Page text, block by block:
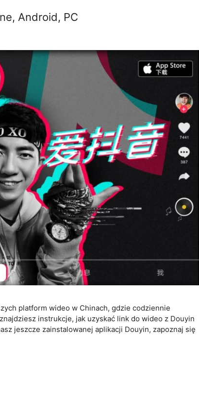
Android, PC
platform wideo w Chinach, gdzie codziennie
instrukcje, jak uzyskać link do wideo z Douyin
jeszcze zainstalowanej aplikacji Douyin, zapoznaj się